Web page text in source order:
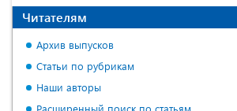
Читателям
Архив выпусков
Статьи по рубрикам
Наши авторы